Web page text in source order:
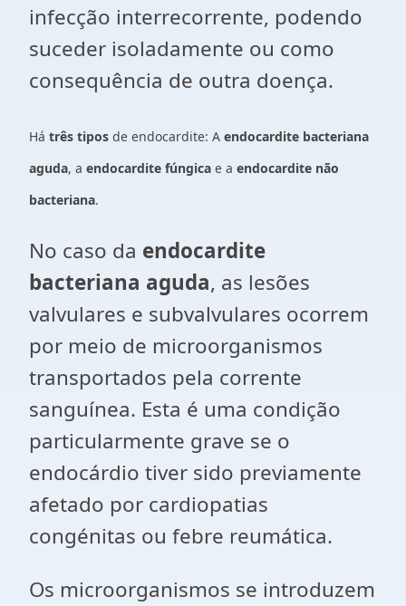
infecção interrecorrente, podendo
suceder isoladamente ou como
consequência de outra doença.
Há três tipos de endocardite: A endocardite bacteriana
aguda, a endocardite fúngica e a endocardite não
bacteriana.
No caso da endocardite
bacteriana aguda, as lesões
valvulares e subvalvulares ocorrem
por meio de microorganismos
transportados pela corrente
sanguínea. Esta é uma condição
particularmente grave se o
endocárdio tiver sido previamente
afetado por cardiopatias
congénitas ou febre reumática.
Os microorganismos se introduzem